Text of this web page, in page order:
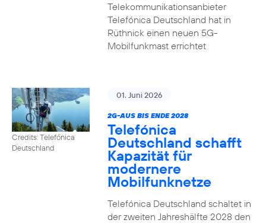
Telekommunikationsanbieter
Telefónica Deutschland hat in
Rüthnick einen neuen 5G-
Mobilfunkmast errichtet
Credits: Telefónica
Deutschland
01. Juni 2026
2G-AUS BIS ENDE 2028
Telefónica
Deutschland schafft
Kapazität für
modernere
Mobilfunknetze
Telefónica Deutschland schaltet in
der zweiten Jahreshälfte 2028 den